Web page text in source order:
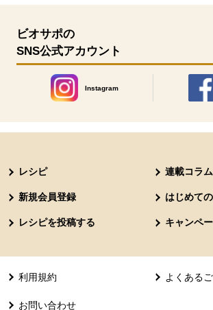
ビオサポの
SNS公式アカウント
Instagram
別のウィンドウで開きます。
レシピ 連載コラム
新規会員登録 はじめて
レシピを投稿する キャンペ
利用規約 よくある
お問い合わせ